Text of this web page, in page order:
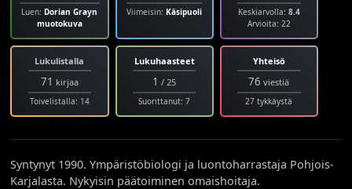
Luen: Dorian Grayn
muotokuva
Viimeisin: Käsipuoli Keskiarvolla: 8.4
Arvioita: 22
Lukulistalla
71 kirjaa
Toivelistalla: 14
Lukuhaasteet
1 / 25
Suorittanut: 7
Yhteisö
76 viestiä
27 tykkäystä
Syntynyt 1990. Ympäristöbiologi ja luontoharrastaja Pohjois-
Karjalasta. Nykyisin päätoiminen omaishoitaja.